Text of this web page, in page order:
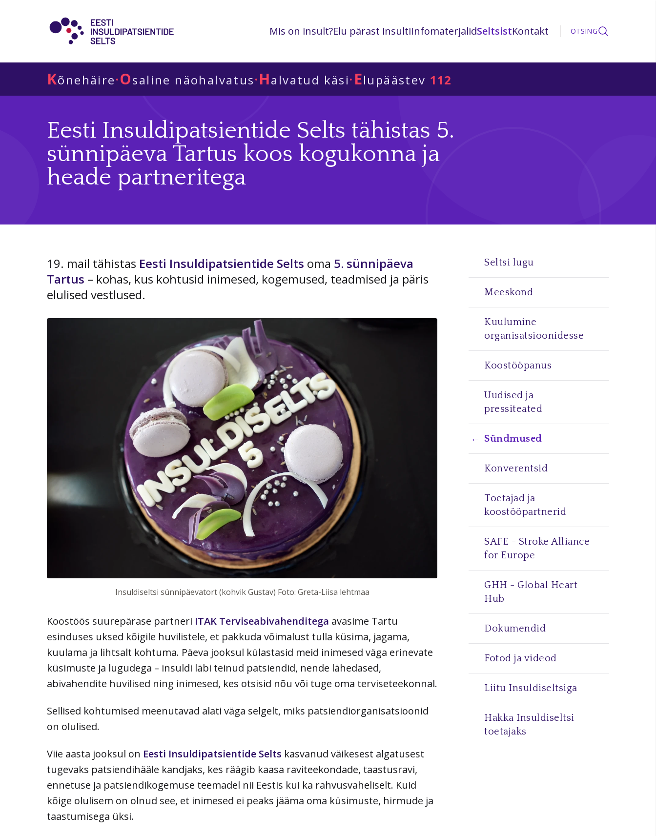
Mis on insult?Elu pärast insultiInfomaterjalidSeltsistKontakt OTSING
Kõnehäire·Osaline näohalvatus·Halvatud käsi· Elupäästev 112
Eesti Insuldipatsientide Selts tähistas 5.
sünnipäeva Tartus koos kogukonna ja
heade partneritega
19. mail tähistas Eesti Insuldipatsientide Selts oma 5. sünnipäeva
Tartus – kohas, kus kohtusid inimesed, kogemused, teadmised ja päris
elulised vestlused.
Insuldiseltsi sünnipäevatort (kohvik Gustav) Foto: Greta-Liisa lehtmaa
Koostöös suurepärase partneri ITAK Terviseabivahenditega avasime Tartu
esinduses uksed kõigile huvilistele, et pakkuda võimalust tulla küsima, jagama,
kuulama ja lihtsalt kohtuma. Päeva jooksul külastasid meid inimesed väga erinevate
küsimuste ja lugudega – insuldi läbi teinud patsiendid, nende lähedased,
abivahendite huvilised ning inimesed, kes otsisid nõu või tuge oma terviseteekonnal.
Sellised kohtumised meenutavad alati väga selgelt, miks patsiendiorganisatsioonid
on olulised.
Viie aasta jooksul on Eesti Insuldipatsientide Selts kasvanud väikesest algatusest
tugevaks patsiendihääle kandjaks, kes räägib kaasa raviteekondade, taastusravi,
ennetuse ja patsiendikogemuse teemadel nii Eestis kui ka rahvusvaheliselt. Kuid
kõige olulisem on olnud see, et inimesed ei peaks jääma oma küsimuste, hirmude ja
taastumisega üksi.
Seltsi lugu
Meeskond
Kuulumine
organisatsioonidesse
Koostööpanus
Uudised ja
pressiteated
Sündmused
Konverentsid
Toetajad ja
koostööpartnerid
SAFE - Stroke Alliance
for Europe
GHH - Global Heart
Hub
Dokumendid
Fotod ja videod
Liitu Insuldiseltsiga
Hakka Insuldiseltsi
toetajaks